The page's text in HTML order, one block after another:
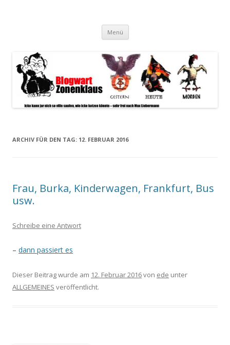
spiegeln im wesentlichen den Gesundheitszustand dieser unserer
Menü Zum
springen
ARCHIV FÜR DEN TAG: 12. FEBRUAR 2016
Frau, Burka, Kinderwagen, Frankfurt, Bus
usw.
Schreibe eine Antwort
– dann passiert es
Dieser Beitrag wurde am 12. Februar 2016von ede unter
ALLGEMEINES veröffentlicht.